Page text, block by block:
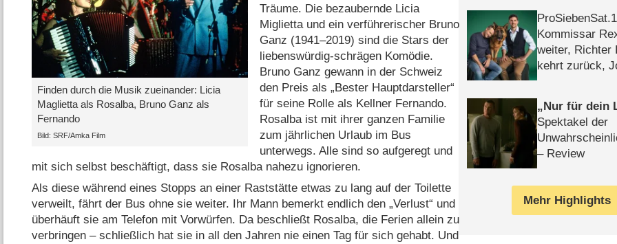
Finden durch die Musik zueinander: Licia
Maglietta als Rosalba, Bruno Ganz als
Fernando
Bild: SRF/​Amka Film
Träume. Die bezaubernde Licia
Miglietta und ein verführerischer Bruno
Ganz (1941⁠–⁠2019) sind die Stars der
liebenswürdig-schrägen Komödie.
Bruno Ganz gewann in der Schweiz
den Preis als „Bester Hauptdarsteller“
für seine Rolle als Kellner Fernando.
Rosalba ist mit ihrer ganzen Familie
zum jährlichen Urlaub im Bus
unterwegs. Alle sind so aufgeregt und
mit sich selbst beschäftigt, dass sie Rosalba nahezu ignorieren.
Als diese während eines Stopps an einer Raststätte etwas zu lang auf der Toilette
verweilt, fährt der Bus ohne sie weiter. Ihr Mann bemerkt endlich den „Verlust“ und
überhäuft sie am Telefon mit Vorwürfen. Da beschließt Rosalba, die Ferien allein zu
verbringen – schließlich hat sie in all den Jahren nie einen Tag für sich gehabt. Und
Kommissar
weiter, Richter
kehrt zurück,
Nur für dein
Spektakel der
– Review
Mehr Highlights